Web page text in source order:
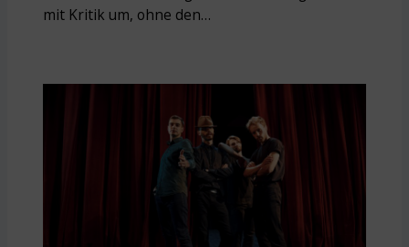
mit Kritik um, ohne den…